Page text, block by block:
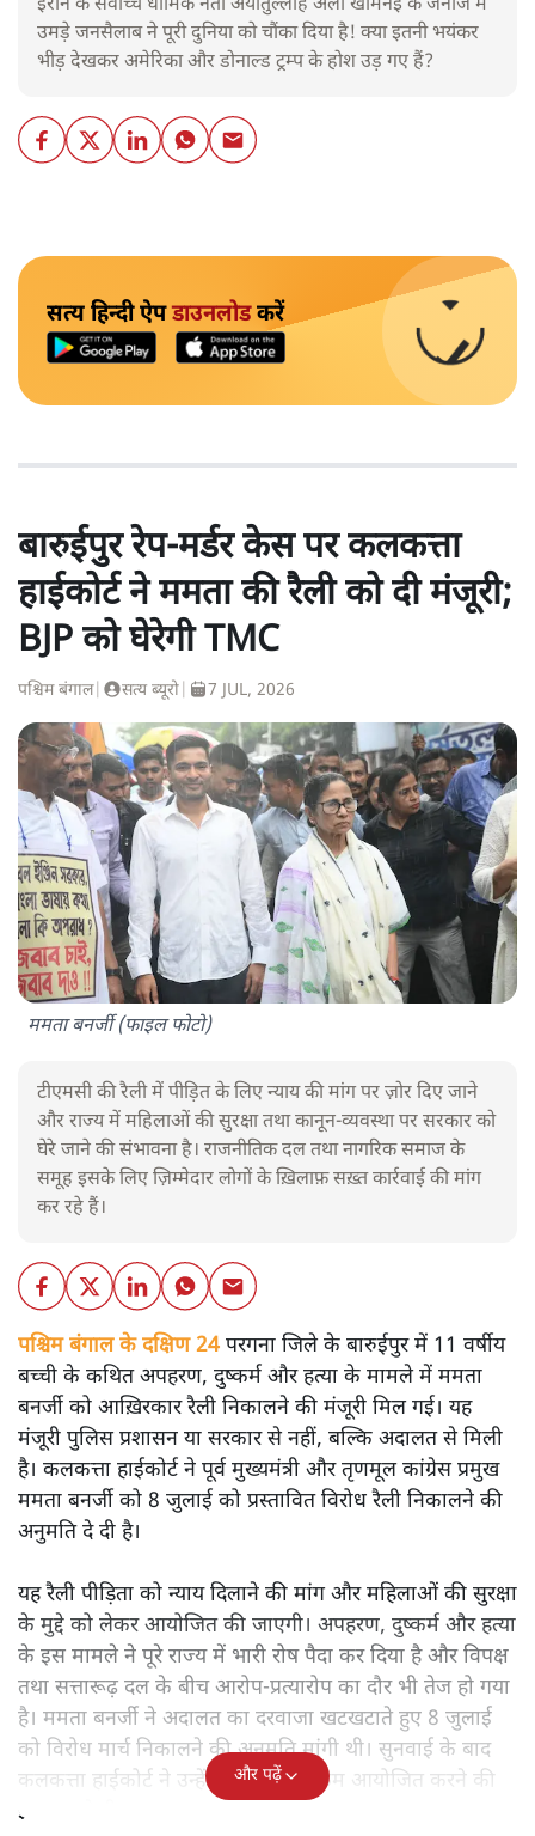
ईरान के सर्वोच्च धार्मिक नेता अयातुल्लाह अली खामनेई के जनाजे में
उमड़े जनसैलाब ने पूरी दुनिया को चौंका दिया है! क्या इतनी भयंकर
भीड़ देखकर अमेरिका और डोनाल्ड ट्रम्प के होश उड़ गए हैं?
सत्य हिन्दी ऐपडाउनलोडकरें
बारुईपुर रेप-मर्डर केस पर कलकत्ता
हाईकोर्ट ने ममता की रैली को दी मंजूरी;
BJP को घेरेगी TMC
पश्चिम बंगाल| सत्य ब्यूरो 7 JUL, 2026
ममता बनर्जी (फाइल फोटो)
टीएमसी की रैली में पीड़ित के लिए न्याय की मांग पर ज़ोर दिए जाने
और राज्य में महिलाओं की सुरक्षा तथा कानून-व्यवस्था पर सरकार को
घेरे जाने की संभावना है। राजनीतिक दल तथा नागरिक समाज के
समूह इसके लिए ज़िम्मेदार लोगों के ख़िलाफ़ सख़्त कार्रवाई की मांग
कर रहे हैं।
पश्चिम बंगाल के दक्षिण 24 परगना जिले के बारुईपुर में 11 वर्षीय
बच्ची के कथित अपहरण, दुष्कर्म और हत्या के मामले में ममता
बनर्जी को आख़िरकार रैली निकालने की मंजूरी मिल गई। यह
मंजूरी पुलिस प्रशासन या सरकार से नहीं, बल्कि अदालत से मिली
है। कलकत्ता हाईकोर्ट ने पूर्व मुख्यमंत्री और तृणमूल कांग्रेस प्रमुख
ममता बनर्जी को 8 जुलाई को प्रस्तावित विरोध रैली निकालने की
अनुमति दे दी है।
यह रैली पीड़िता को न्याय दिलाने की मांग और महिलाओं की सुरक्षा
के मुद्दे को लेकर आयोजित की जाएगी। अपहरण, दुष्कर्म और हत्या
के इस मामले ने पूरे राज्य में भारी रोष पैदा कर दिया है और विपक्ष
तथा सत्तारूढ़ दल के बीच आरोप-प्रत्यारोप का दौर भी तेज हो गया
है। ममता बनर्जी ने अदालत का दरवाजा खटखटाते हुए 8 जुलाई
को विरोध मार्च निकालने की अनुमति मांगी थी। सुनवाई के बाद
कलकत्ता हाईकोर्ट ने उन्हें निर्धारित कार्यक्रम आयोजित करने की
इजाजत दे दी।
और पढ़ें